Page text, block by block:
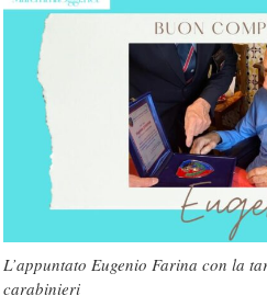
L’appuntato Eugenio Farina con la
carabinieri